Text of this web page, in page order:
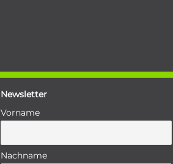
Newsletter
Vorname
Nachname